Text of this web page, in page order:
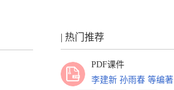
| 热门推荐
PDF课件
李建新 孙雨春 等编著